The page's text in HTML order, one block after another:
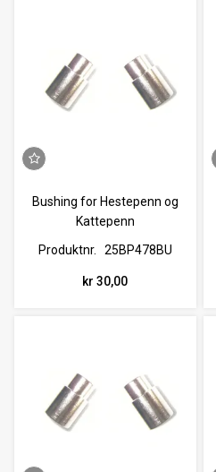
Bushing for Hestepenn og
Kattepenn
Produktnr.
25BP478BU
kr 30,00